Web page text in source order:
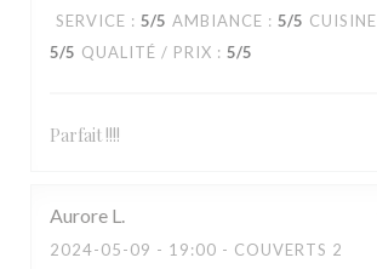
SERVICE : 5/5 AMBIANCE : 5/5 CUISINE
5/5 QUALITÉ / PRIX : 5/5
Parfait !!!!
Aurore L
2024-05-09 - 19:00 - COUVERTS 2